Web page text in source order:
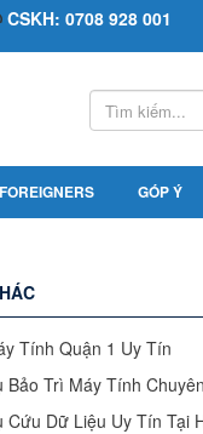
CSKH: 0708 928 001
GÓP Ý
Tính Quận 1 Uy Tín
Bảo Trì Máy Tính
Cứu Dữ Liệu Uy Tín Tại